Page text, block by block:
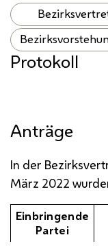
Protokoll
Anträge
In der
März 2022
Einbringende
Partei